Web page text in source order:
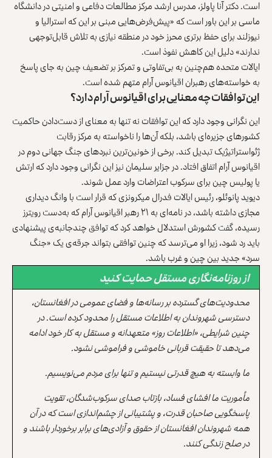
است. دکتر آنا پاولز، مدرس ارشد مرکز مطالعات دفاعی و امنیتی در دانشگاه
ماسی بر این باور است که «پیش‌فرض‌هایی مبنی بر این که استرالیا و
نیوزلند برای حفظ برتری محرز خود در منطقه نیازی به تلاش قابل‌توجهی
ندارند» دلیل این کاهش نفوذ است.
ایالات متحده هم‌چنین به بی‌تفاوتی و تمرکز بر تضعیف چین به جای پاسخ
به خواسته‌های رهبران اقیانوس آرام متهم شده است.
این توافقات چه معنایی برای اقیانوس آرام دارد؟
این نگرانی وجود دارد که این توافقات نه تنها به معنای از دست‌دادن حاکمیت
کشورهای جزیره‌ای باشد، بلکه آن‌ها را ناخواسته به مرکز رقابت
ژئواستراتیژیک تبدیل کند. برخی از خونین‌ترین نبردهای جنگ جهانی دوم در
اقیانوس آرام اتفاق افتاد. در جزایر سلیمان نیز این نگرانی وجود دارد که ارتش
یا پولیس چین برای سرکوب اعتراضات وارد عمل شوند.
دیوید پانوئلو، رئیس ایالات فدرال میکرونزی که قرار است با وانگ دیداری
مجازی داشته باشد، در نامه‌ای به ۲۱ رهبر اقیانوس آرام که به‌دست رویترز
رسیده، گفت کشورش استدلال خواهد کرد که توافق چندجانبه‌ی پیشنهادی
باید رد شود، زیرا او می‌ترسد که چنین توافقی بتواند جرقه‌ی یک «جنگ
سرد» جدید بین چین و غرب باشد.
از روزنامه‌نگاری مستقل حمایت کنید
محدودیت‌های گسترده بر رسانه‌ها و فضای عمومی در افغانستان،
دسترسی شهروندان به اطلاعات مستقل را محدود کرده است. در
چنین شرایطی، «اطلاعات روز» متعهدانه و مستقل به کار خود ادامه
می‌دهد تا حقیقت قربانی خاموشی و فراموشی نشود.
ما وابسته به هیچ قدرتی نیستیم و تنها برای مردم می‌نویسیم.
مأموریت ما افشای فساد، بازتاب صدای سرکوب‌شدگان، تقویت
پاسخگویی صاحبان قدرت، و پشتیبانی از چشم‌اندازی است که در آن
همه شهروندان افغانستان از حقوق و آزادی‌های برابر برخوردار باشند و
در صلح زندگی کنند.